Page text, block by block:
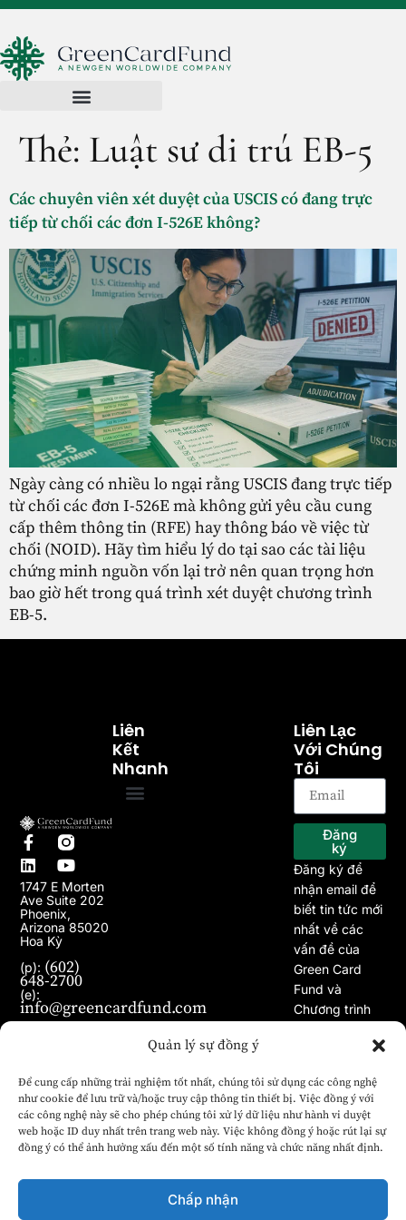
Quản lý sự đồng ý
Để cung cấp những trải nghiệm tốt nhất, chúng tôi sử dụng các công nghệ
như cookie để lưu trữ và/hoặc truy cập thông tin thiết bị. Việc đồng ý với
các công nghệ này sẽ cho phép chúng tôi xử lý dữ liệu như hành vi duyệt
web hoặc ID duy nhất trên trang web này. Việc không đồng ý hoặc rút lại sự
đồng ý có thể ảnh hưởng xấu đến một số tính năng và chức năng nhất định.
Chấp nhận
Thẻ: Luật sư di trú EB-5
Các chuyên viên xét duyệt của USCIS có đang trực
tiếp từ chối các đơn I-526E không?
Ngày càng có nhiều lo ngại rằng USCIS đang trực tiếp
từ chối các đơn I-526E mà không gửi yêu cầu cung
cấp thêm thông tin (RFE) hay thông báo về việc từ
chối (NOID). Hãy tìm hiểu lý do tại sao các tài liệu
chứng minh nguồn vốn lại trở nên quan trọng hơn
bao giờ hết trong quá trình xét duyệt chương trình
EB-5.
1747 E Morten
Ave Suite 202
Phoenix,
Arizona 85020
Hoa Kỳ
(p): (602)
648-2700
(e):
info@greencardfund.com
Liên
Kết
Nhanh
Liên Lạc
Với Chúng
Tôi
Đăng
ký
Đăng ký để
nhận email để
biết tin tức mới
nhất về các
vấn đề của
Green Card
Fund và
Chương trình